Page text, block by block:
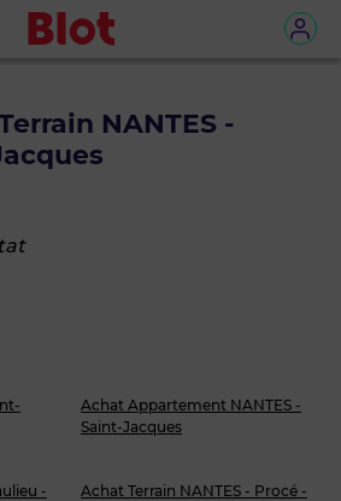
NANTES -
Achat Appartement NANTES -
Saint-Jacques
-
Achat Terrain NANTES - Procé -